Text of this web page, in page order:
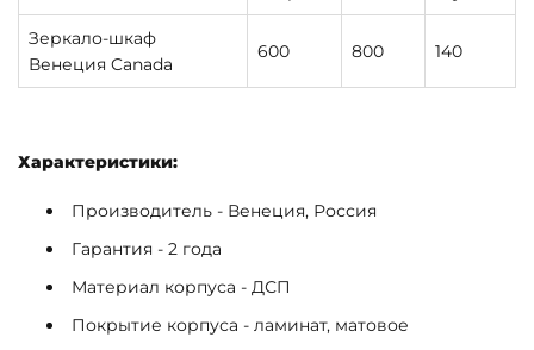
Зеркало-шкаф
Венеция Canada
600 800 140
Характеристики:
Производитель - Венеция, Россия
Гарантия - 2 года
Материал корпуса - ДСП
Покрытие корпуса - ламинат, матовое